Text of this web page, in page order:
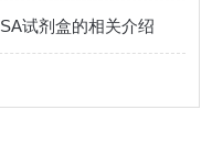
试剂盒的相关介绍